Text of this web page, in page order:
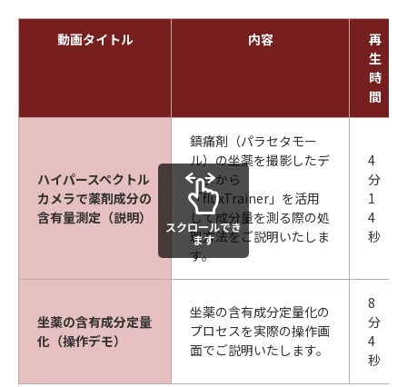
動画タイトル 内容
再
生
時
間
ハイパースペクトル
カメラで薬剤成分の
含有量測定（説明）
鎮痛剤（パラセタモー
ル）の坐薬を撮影したデ
ータから
「fluxTrainer」を活用
して成分量を測る際の処
理方法をご説明いたしま
す。
4
分
1
4
秒
坐薬の含有成分定量
化（操作デモ）
坐薬の含有成分定量化の
プロセスを実際の操作画
面でご説明いたします。
8
分
4
秒
スクロールでき
ます